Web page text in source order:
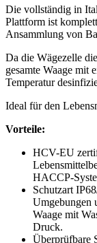
Die vollständig in
Plattform ist
Ansammlung von
Da die Wägezelle
gesamte Waage mit
Temperatur
Ideal für den
Vorteile:
HCV-EU
HACCP-
Schutzart
Umgebungen
Waage mit
Druck.
Überprüfbare